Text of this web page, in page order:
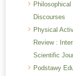
Philosophical
Discourses
Physical
Review :
Scientific
Podstawy